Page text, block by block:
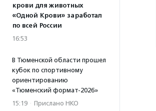
крови для животных
«Одной Крови» заработал
по всей России
16:53
В Тюменской области прошел
кубок по спортивному
ориентированию
«Тюменский формат-2026»
15:19 · Прислано НКО